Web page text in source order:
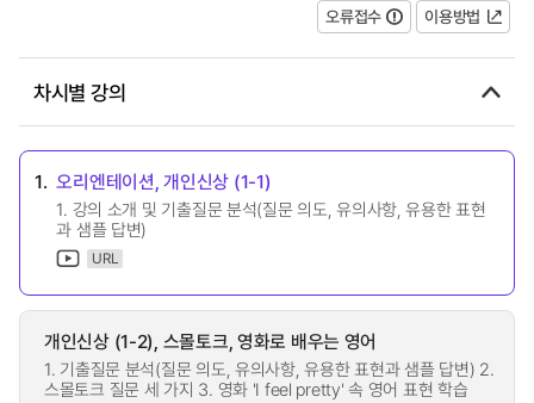
오류접수
이용방법
차시별 강의
1. 오리엔테이션, 개인신상 (1-1)
1. 강의 소개 및 기출질문 분석(질문 의도, 유의사항, 유용한 표현
과 샘플 답변)
URL
개인신상 (1-2), 스몰토크, 영화로 배우는 영어
1. 기출질문 분석(질문 의도, 유의사항, 유용한 표현과 샘플 답변) 2.
스몰토크 질문 세 가지 3. 영화 'I feel pretty' 속 영어 표현 학습